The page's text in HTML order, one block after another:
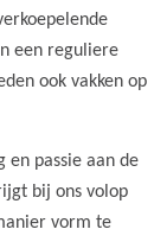
een reguliere
ook vakken op
en passie aan de
bij ons volop
vorm te